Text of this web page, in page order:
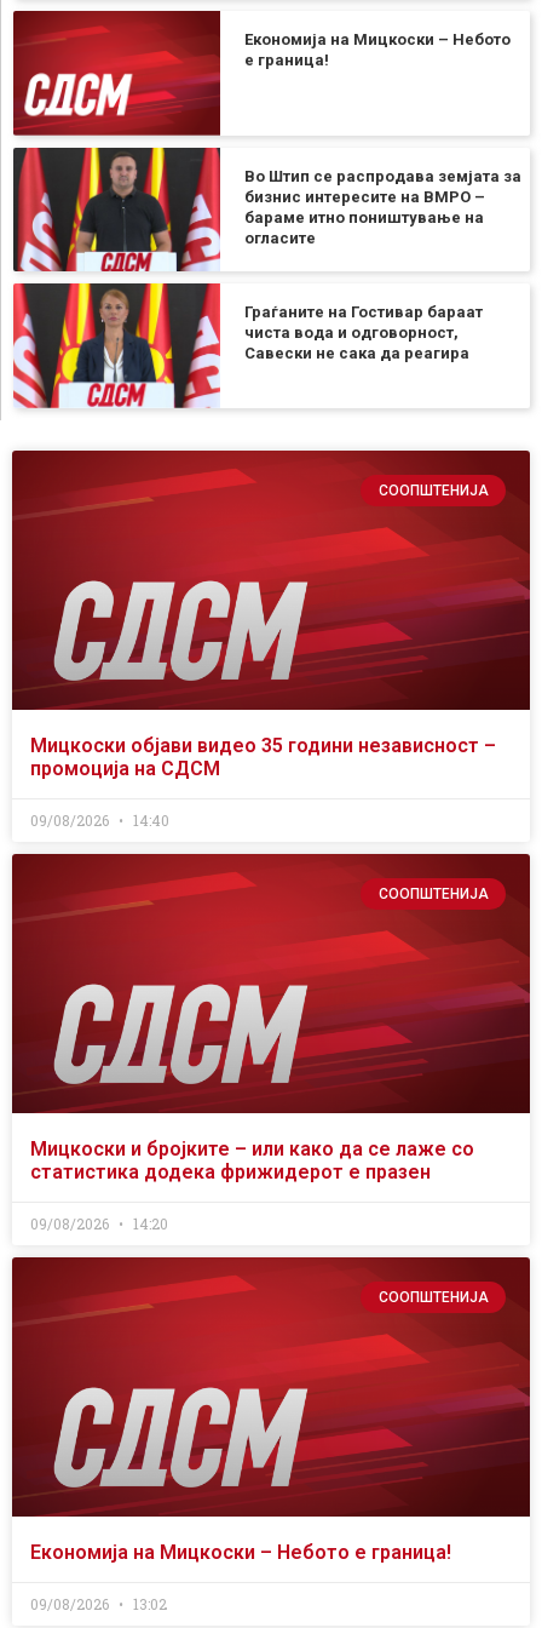
Економија на Мицкоски – Небото
е граница!
Во Штип се распродава земјата за
бизнис интересите на ВМРО –
бараме итно поништување на
огласите
Граѓаните на Гостивар бараат
чиста вода и одговорност,
Савески не сака да реагира
СООПШТЕНИЈА
Мицкоски објави видео 35 години независност –
промоција на СДСМ
09/08/2026 14:40
СООПШТЕНИЈА
Мицкоски и бројките – или како да се лаже со
статистика додека фрижидерот е празен
09/08/2026 14:20
СООПШТЕНИЈА
Економија на Мицкоски – Небото е граница!
09/08/2026 13:02